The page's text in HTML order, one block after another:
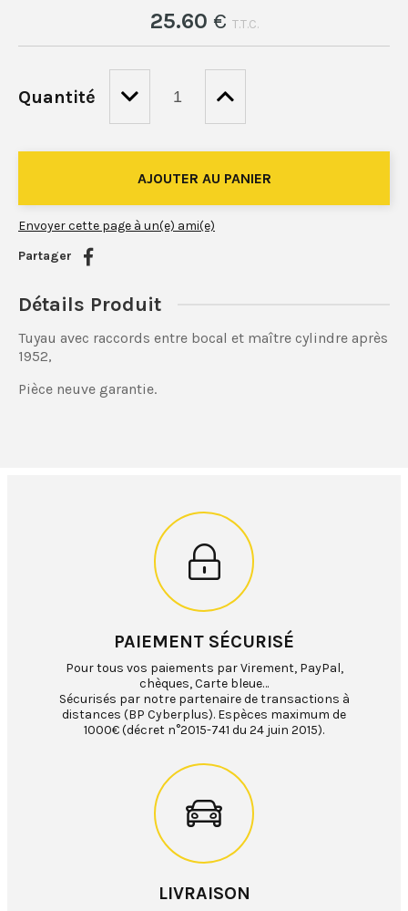
25.60 € T.T.C.
Quantité
Envoyer cette page à un(e) ami(e)
Partager
Détails Produit
Tuyau avec raccords entre bocal et maître cylindre après
1952,
Pièce neuve garantie.
PAIEMENT SÉCURISÉ
Pour tous vos paiements par Virement, PayPal,
chèques, Carte bleue…
Sécurisés par notre partenaire de transactions à
distances (BP Cyberplus). Espèces maximum de
1000€ (décret n°2015-741 du 24 juin 2015).
LIVRAISON